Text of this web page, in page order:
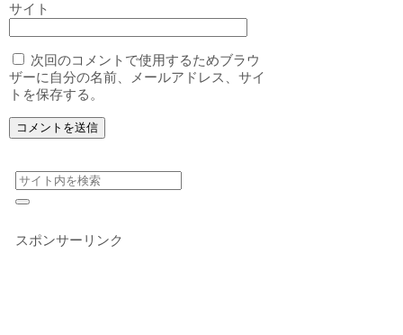
サイト
次回のコメントで使用するためブラウ
ザーに自分の名前、メールアドレス、サイ
トを保存する。
スポンサーリンク